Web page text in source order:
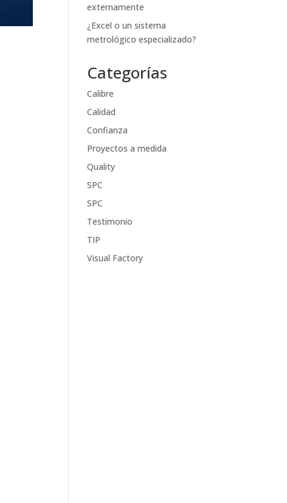
externamente
¿Excel o un sistema
metrológico especializado?
Categorías
Calibre
Calidad
Confianza
Proyectos a medida
Quality
SPC
SPC
Testimonio
TIP
Visual Factory